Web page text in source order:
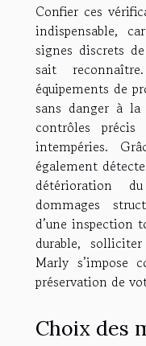
Confier ces
indispensable,
signes discrets
sait
équipements de
sans danger à
contrôles
intempéries.
également
détérioration
dommages
d’une inspection
durable,
Marly s’impose
préservation de
Choix des